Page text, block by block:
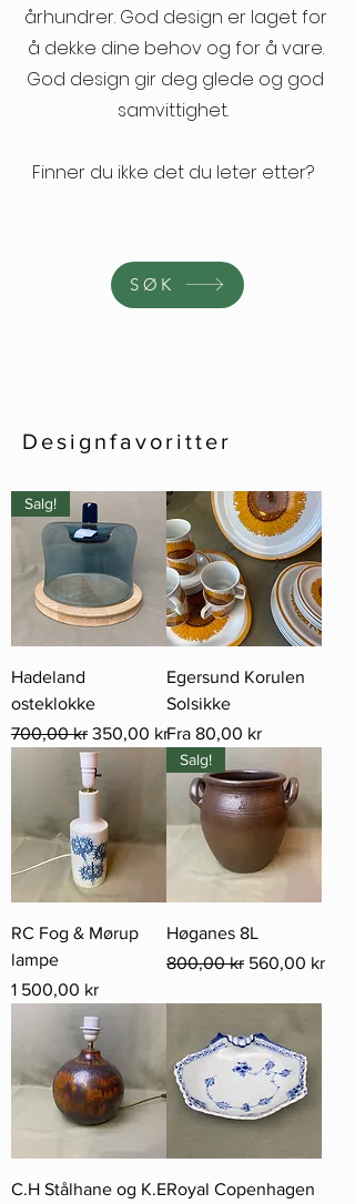
århundrer. God design er laget for
å dekke dine behov og for å vare.
God design gir deg glede og god
samvittighet.
Finner du ikke det du leter etter?
SØK
Designfavoritter
Salg!
Hadeland
osteklokke
Vanlig pris
700,00 kr Salgspris
350,00 kr
Egersund Korulen
Solsikke
Fra 80,00 kr
Salgspris
RC Fog & Mørup
lampe
Pris
1 500,00 kr
Salg!
Høganes 8L
Vanlig pris
800,00 kr Salgspris
560,00 kr
C.H Stålhane og K.ERoyal Copenhagen